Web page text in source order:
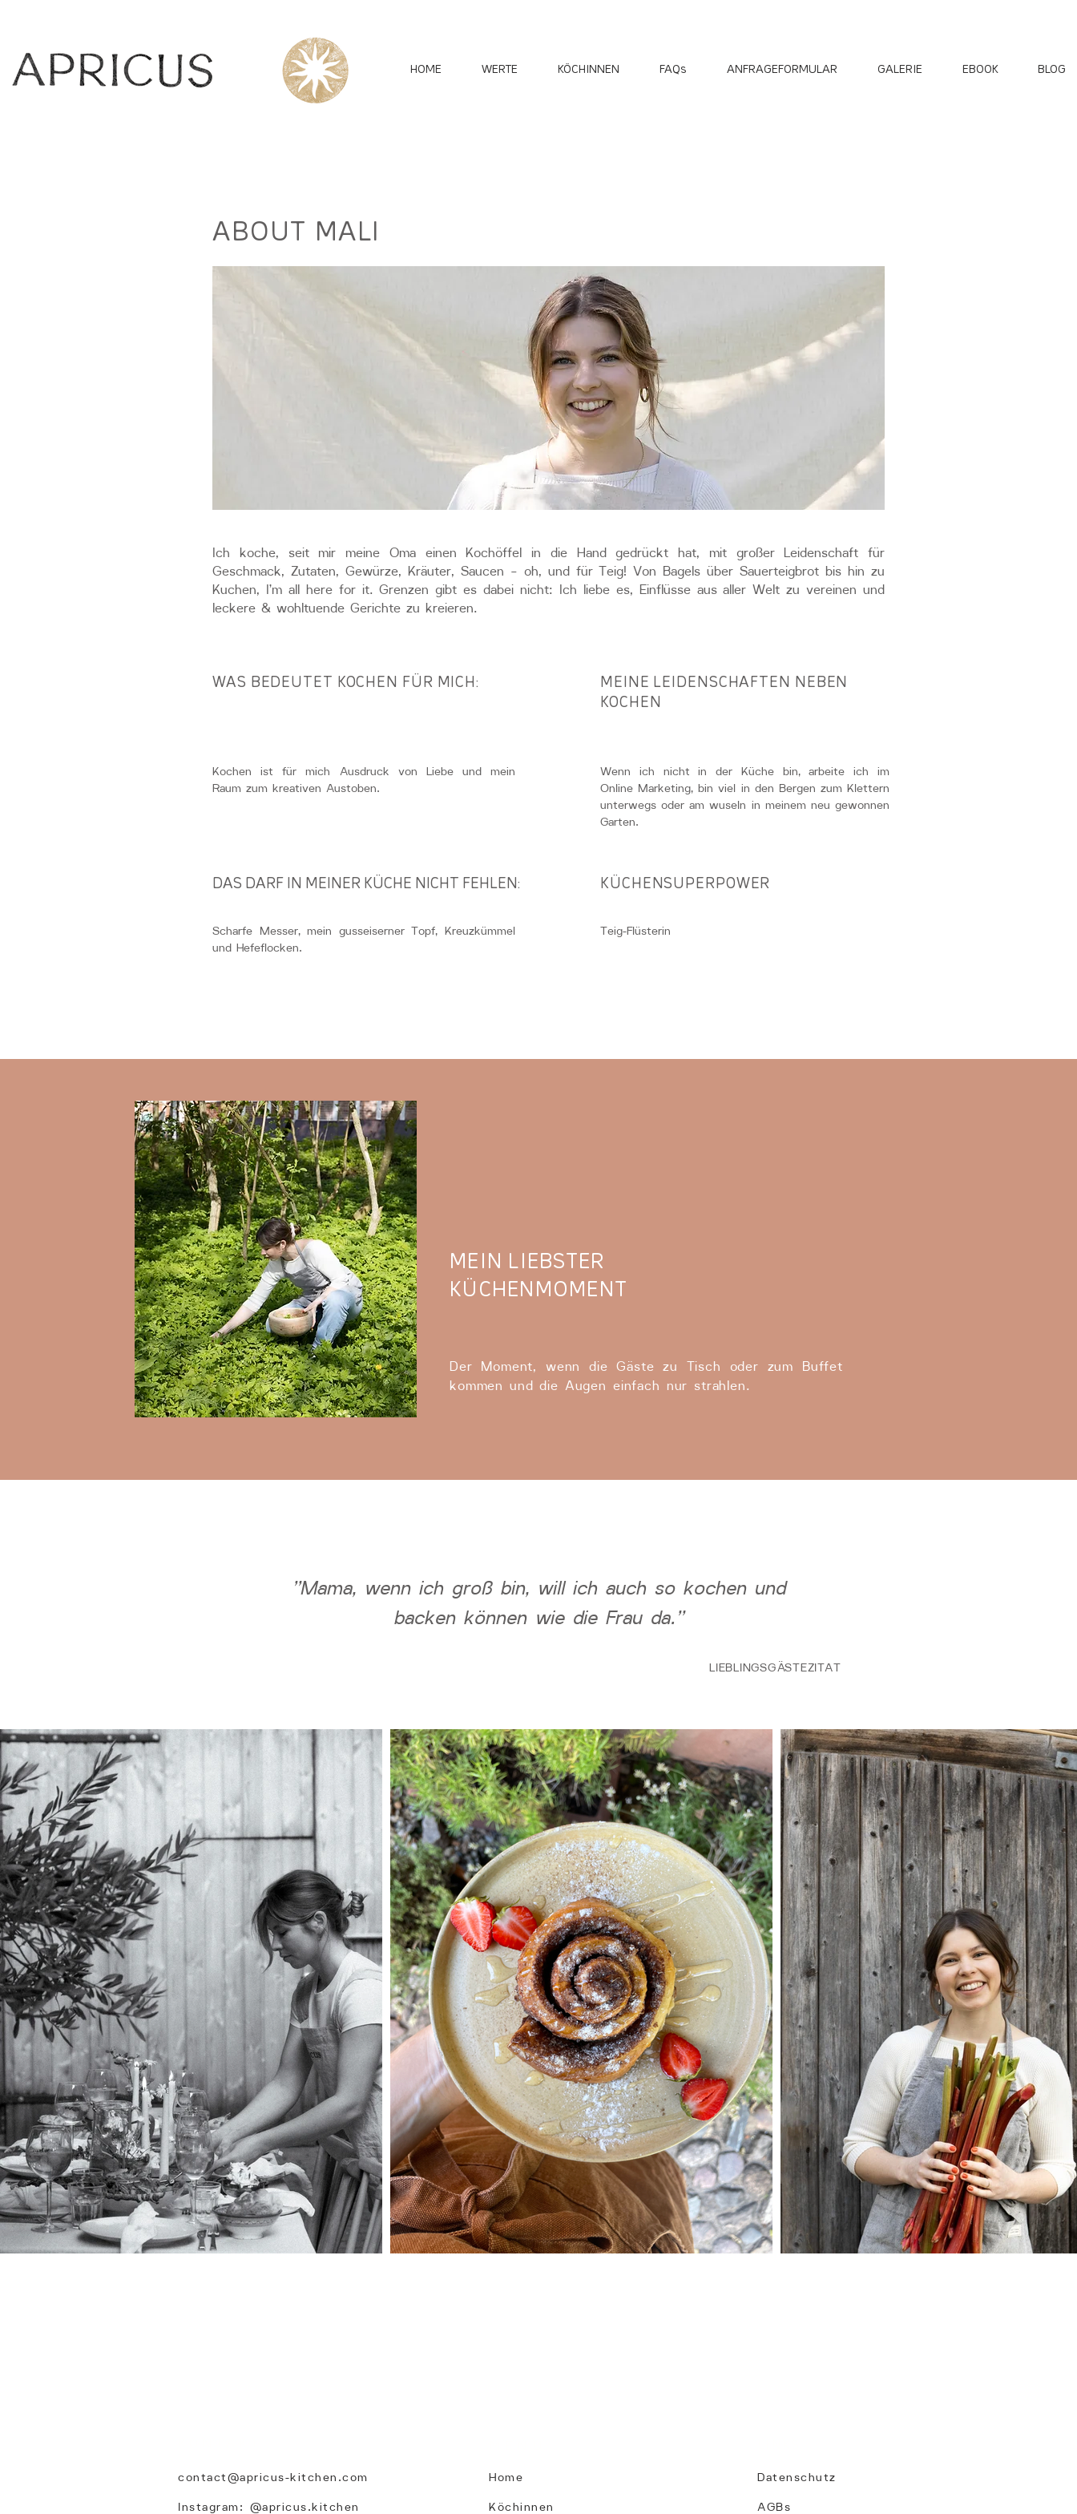
HOME WERTE KÖCHINNEN FAQs ANFRAGEFORMULAR GALERIE EBOOK BLOG
ABOUT MALI
Ich koche, seit mir meine Oma einen Kochöffel in die Hand gedrückt hat, mit großer Leidenschaft für
Geschmack, Zutaten, Gewürze, Kräuter, Saucen – oh, und für Teig! Von Bagels über Sauerteigbrot bis hin zu
Kuchen, I’m all here for it. Grenzen gibt es dabei nicht: Ich liebe es, Einflüsse aus aller Welt zu vereinen und
leckere & wohltuende Gerichte zu kreieren.
WAS BEDEUTET KOCHEN FÜR MICH:
MEINE LEIDENSCHAFTEN NEBEN
KOCHEN
Kochen ist für mich Ausdruck von Liebe und mein
Raum zum kreativen Austoben.
DAS DARF IN MEINER KÜCHE NICHT FEHLEN:
Scharfe Messer, mein gusseiserner Topf, Kreuzkümmel
und Hefeflocken.
Wenn ich nicht in der Küche bin, arbeite ich im
Online Marketing, bin viel in den Bergen zum Klettern
unterwegs oder am wuseln in meinem neu gewonnen
Garten.
KÜCHENSUPERPOWER
Teig-Flüsterin
MEIN LIEBSTER
KÜCHENMOMENT
Der Moment, wenn die Gäste zu Tisch oder zum Buffet
kommen und die Augen einfach nur strahlen.
"Mama, wenn ich groß bin, will ich auch so kochen und
backen können wie die Frau da."
LIEBLINGSGÄSTEZITAT
contact@apricus-kitchen.com
Instagram: @apricus.kitchen
Home
Köchinnen
Datenschutz
AGBs